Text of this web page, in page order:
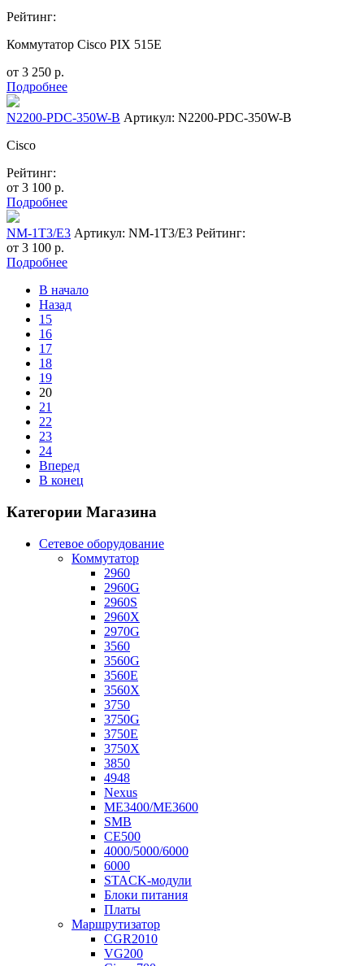
Рейтинг:
Коммутатор Cisco PIX 515E
от 3 250 р.
Подробнее
N2200-PDC-350W-B Артикул: N2200-PDC-350W-B
Cisco
Рейтинг:
от 3 100 р.
Подробнее
NM-1T3/E3 Артикул: NM-1T3/E3 Рейтинг:
от 3 100 р.
Подробнее
В начало
Назад
15
16
17
18
19
20
21
22
23
24
Вперед
В конец
Категории Магазина
Сетевое оборудование
Коммутатор
2960
2960G
2960S
2960X
2970G
3560
3560G
3560E
3560X
3750
3750G
3750E
3750X
3850
4948
Nexus
ME3400/ME3600
SMB
CE500
4000/5000/6000
6000
STACK-модули
Блоки питания
Платы
Маршрутизатор
CGR2010
VG200